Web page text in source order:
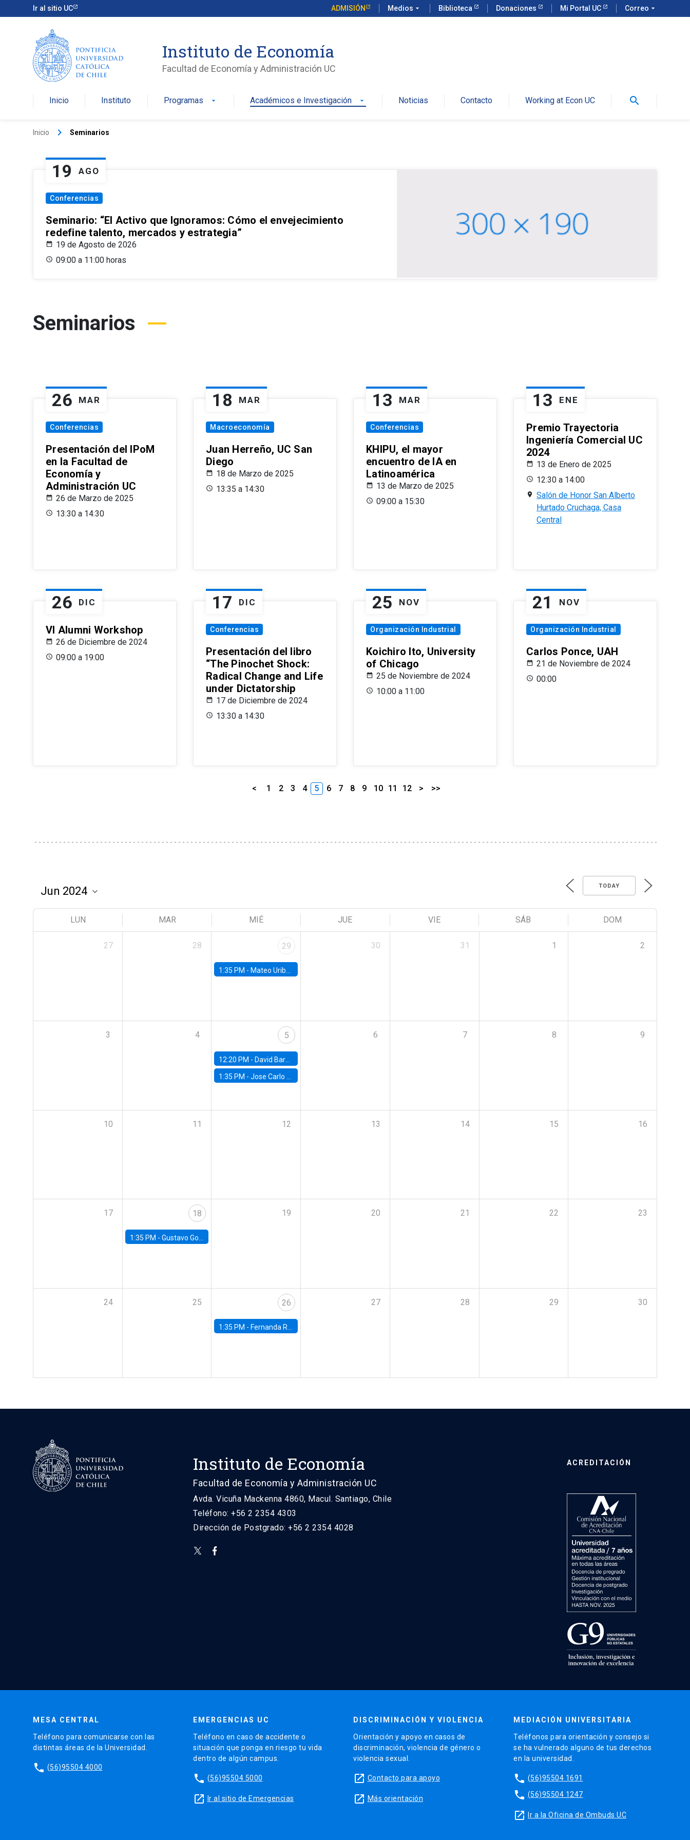
Ir al sitio UC ADMISIÓN Medios arrow_drop_down Biblioteca Donaciones Mi Portal UC Correo arrow_drop_down
Instituto de Economía
Facultad de Economía y Administración UC
Inicio Instituto Programas arrow_drop_down Académicos e Investigación arrow_drop_down Noticias Contacto Working at Econ UC search
Inicio keyboard_arrow_right Seminarios
19 AGO
Conferencias
Seminario: “El Activo que Ignoramos: Cómo el envejecimiento
redefine talento, mercados y estrategia”
19 de Agosto de 2026
09:00 a 11:00 horas
Seminarios
26 MAR
Conferencias
Presentación del IPoM
en la Facultad de
Economía y
Administración UC
26 de Marzo de 2025
13:30 a 14:30
18 MAR
Macroeconomía
Juan Herreño, UC San
Diego
18 de Marzo de 2025
13:35 a 14:30
13 MAR
Conferencias
KHIPU, el mayor
encuentro de IA en
Latinoamérica
13 de Marzo de 2025
09:00 a 15:30
13 ENE
Premio Trayectoria
Ingeniería Comercial UC
2024
13 de Enero de 2025
12:30 a 14:00
Salón de Honor San Alberto
Hurtado Cruchaga, Casa
Central
26 DIC
VI Alumni Workshop
26 de Diciembre de 2024
09:00 a 19:00
17 DIC
Conferencias
Presentación del libro
“The Pinochet Shock:
Radical Change and Life
under Dictatorship
17 de Diciembre de 2024
13:30 a 14:30
25 NOV
Organización Industrial
Koichiro Ito, University
of Chicago
25 de Noviembre de 2024
10:00 a 11:00
21 NOV
Organización Industrial
Carlos Ponce, UAH
21 de Noviembre de 2024
00:00
< 1 2 3 4 5 6 7 8 9 10 11 12 > >>
TODAY
LUN MAR MIÉ JUE VIE SÁB DOM
27 28 29
1:35 PM - Mateo Uribe-Castro, Universidad de los Andes (Colombia)
30 31 1 2
3 4 5
12:20 PM - David Bardey, Universidad de los Andes - CEDE
1:35 PM -Jose Carlo Bermudez, UC (ME) & World Bank
6 7 8 9
10 11 12 13 14 15 16
17 18
1:35 PM - Gustavo González, Banco Central de Chile
19 20 21 22 23
24 25 26
1:35 PM - Fernanda Rojas Ampuero, University of Wisconsin-Madison
27 28 29 30
Instituto de Economía
Facultad de Economía y Administración UC
Avda. Vicuña Mackenna 4860, Macul. Santiago, Chile
Teléfono: +56 2 2354 4303
Dirección de Postgrado: +56 2 2354 4028
ACREDITACIÓN
MESA CENTRAL
Teléfono para comunicarse con las
distintas áreas de la Universidad.
phone (56)95504 4000
EMERGENCIAS UC
Teléfono en caso de accidente o
situación que ponga en riesgo tu vida
dentro de algún campus.
phone (56)95504 5000
launch Ir al sitio de Emergencias
DISCRIMINACIÓN Y VIOLENCIA
Orientación y apoyo en casos de
discriminación, violencia de género o
violencia sexual.
launch Contacto para apoyo
launch Más orientación
MEDIACIÓN UNIVERSITARIA
Teléfonos para orientación y consejo si
se ha vulnerado alguno de tus derechos
en la universidad.
phone (56)95504 1691
phone (56)95504 1247
launch Ir a la Oficina de Ombuds UC